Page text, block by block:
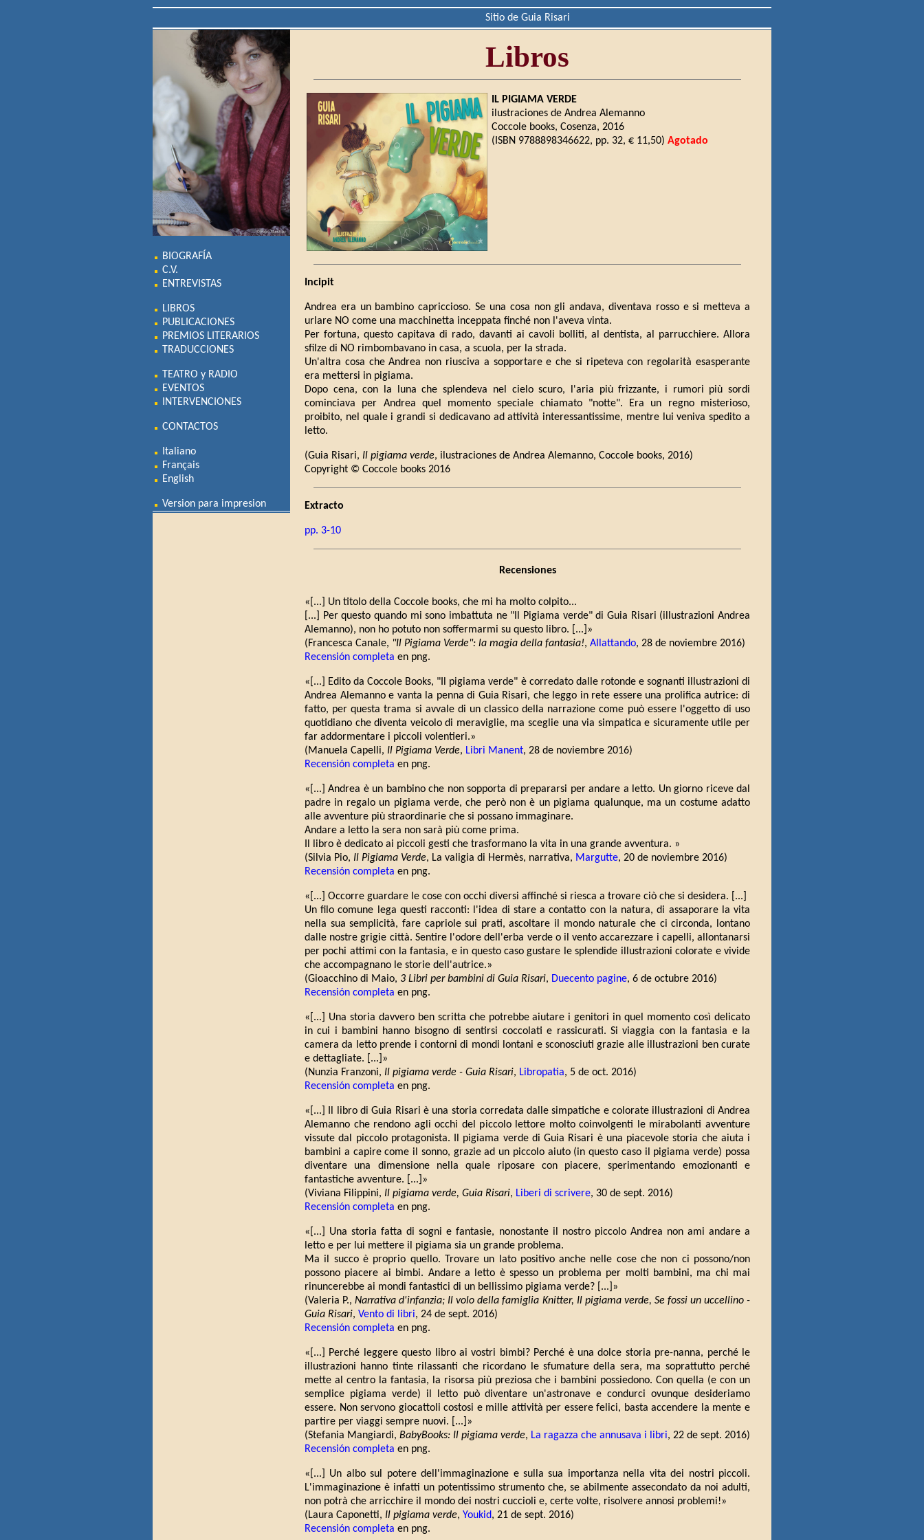
Sitio de Guia Risari
BIOGRAFÍA
C.V.
ENTREVISTAS
LIBROS
PUBLICACIONES
PREMIOS LITERARIOS
TRADUCCIONES
TEATRO y RADIO
EVENTOS
INTERVENCIONES
CONTACTOS
Italiano
Français
English
Version para impresion
Libros
IL PIGIAMA VERDE
ilustraciones de Andrea Alemanno
Coccole books, Cosenza, 2016
(ISBN 9788898346622, pp. 32, € 11,50) Agotado
Incipit
Andrea era un bambino capriccioso. Se una cosa non gli andava, diventava rosso e si metteva a
urlare NO come una macchinetta inceppata finché non l'aveva vinta.
Per fortuna, questo capitava di rado, davanti ai cavoli bolliti, al dentista, al parrucchiere. Allora
sfilze di NO rimbombavano in casa, a scuola, per la strada.
Un'altra cosa che Andrea non riusciva a sopportare e che si ripeteva con regolarità esasperante
era mettersi in pigiama.
Dopo cena, con la luna che splendeva nel cielo scuro, l'aria più frizzante, i rumori più sordi
cominciava per Andrea quel momento speciale chiamato "notte". Era un regno misterioso,
proibito, nel quale i grandi si dedicavano ad attività interessantissime, mentre lui veniva spedito a
letto.
(Guia Risari, Il pigiama verde, ilustraciones de Andrea Alemanno, Coccole books, 2016)
Copyright © Coccole books 2016
Extracto
pp. 3-10
Recensiones
«[...] Un titolo della Coccole books, che mi ha molto colpito...
[...] Per questo quando mi sono imbattuta ne "Il Pigiama verde" di Guia Risari (illustrazioni Andrea
Alemanno), non ho potuto non soffermarmi su questo libro. [...]»
(Francesca Canale, "Il Pigiama Verde": la magia della fantasia!, Allattando, 28 de noviembre 2016)
Recensión completa en png.
«[...] Edito da Coccole Books, "Il pigiama verde" è corredato dalle rotonde e sognanti illustrazioni di
Andrea Alemanno e vanta la penna di Guia Risari, che leggo in rete essere una prolifica autrice: di
fatto, per questa trama si avvale di un classico della narrazione come può essere l'oggetto di uso
quotidiano che diventa veicolo di meraviglie, ma sceglie una via simpatica e sicuramente utile per
far addormentare i piccoli volentieri.»
(Manuela Capelli, Il Pigiama Verde, Libri Manent, 28 de noviembre 2016)
Recensión completa en png.
«[...] Andrea è un bambino che non sopporta di prepararsi per andare a letto. Un giorno riceve dal
padre in regalo un pigiama verde, che però non è un pigiama qualunque, ma un costume adatto
alle avventure più straordinarie che si possano immaginare.
Andare a letto la sera non sarà più come prima.
Il libro è dedicato ai piccoli gesti che trasformano la vita in una grande avventura. »
(Silvia Pio, Il Pigiama Verde, La valigia di Hermès, narrativa, Margutte, 20 de noviembre 2016)
Recensión completa en png.
«[...] Occorre guardare le cose con occhi diversi affinché si riesca a trovare ciò che si desidera. [...]
Un filo comune lega questi racconti: l'idea di stare a contatto con la natura, di assaporare la vita
nella sua semplicità, fare capriole sui prati, ascoltare il mondo naturale che ci circonda, lontano
dalle nostre grigie città. Sentire l'odore dell'erba verde o il vento accarezzare i capelli, allontanarsi
per pochi attimi con la fantasia, e in questo caso gustare le splendide illustrazioni colorate e vivide
che accompagnano le storie dell'autrice.»
(Gioacchino di Maio, 3 Libri per bambini di Guia Risari, Duecento pagine, 6 de octubre 2016)
Recensión completa en png.
«[...] Una storia davvero ben scritta che potrebbe aiutare i genitori in quel momento così delicato
in cui i bambini hanno bisogno di sentirsi coccolati e rassicurati. Si viaggia con la fantasia e la
camera da letto prende i contorni di mondi lontani e sconosciuti grazie alle illustrazioni ben curate
e dettagliate. [...]»
(Nunzia Franzoni, Il pigiama verde - Guia Risari, Libropatia, 5 de oct. 2016)
Recensión completa en png.
«[...] Il libro di Guia Risari è una storia corredata dalle simpatiche e colorate illustrazioni di Andrea
Alemanno che rendono agli occhi del piccolo lettore molto coinvolgenti le mirabolanti avventure
vissute dal piccolo protagonista. Il pigiama verde di Guia Risari è una piacevole storia che aiuta i
bambini a capire come il sonno, grazie ad un piccolo aiuto (in questo caso il pigiama verde) possa
diventare una dimensione nella quale riposare con piacere, sperimentando emozionanti e
fantastiche avventure. [...]»
(Viviana Filippini, Il pigiama verde, Guia Risari, Liberi di scrivere, 30 de sept. 2016)
Recensión completa en png.
«[...] Una storia fatta di sogni e fantasie, nonostante il nostro piccolo Andrea non ami andare a
letto e per lui mettere il pigiama sia un grande problema.
Ma il succo è proprio quello. Trovare un lato positivo anche nelle cose che non ci possono/non
possono piacere ai bimbi. Andare a letto è spesso un problema per molti bambini, ma chi mai
rinuncerebbe ai mondi fantastici di un bellissimo pigiama verde? [...]»
(Valeria P.,Narrativa d'infanzia; Il volo della famiglia Knitter, Il pigiama verde, Se fossi un uccellino -
Guia Risari, Vento di libri, 24 de sept. 2016)
Recensión completa en png.
«[...] Perché leggere questo libro ai vostri bimbi? Perché è una dolce storia pre-nanna, perché le
illustrazioni hanno tinte rilassanti che ricordano le sfumature della sera, ma soprattutto perché
mette al centro la fantasia, la risorsa più preziosa che i bambini possiedono. Con quella (e con un
semplice pigiama verde) il letto può diventare un'astronave e condurci ovunque desideriamo
essere. Non servono giocattoli costosi e mille attività per essere felici, basta accendere la mente e
partire per viaggi sempre nuovi. [...]»
(Stefania Mangiardi, BabyBooks: Il pigiama verde, La ragazza che annusava i libri, 22 de sept. 2016)
Recensión completa en png.
«[...] Un albo sul potere dell'immaginazione e sulla sua importanza nella vita dei nostri piccoli.
L'immaginazione è infatti un potentissimo strumento che, se abilmente assecondato da noi adulti,
non potrà che arricchire il mondo dei nostri cuccioli e, certe volte, risolvere annosi problemi!»
(Laura Caponetti, Il pigiama verde, Youkid, 21 de sept. 2016)
Recensión completa en png.